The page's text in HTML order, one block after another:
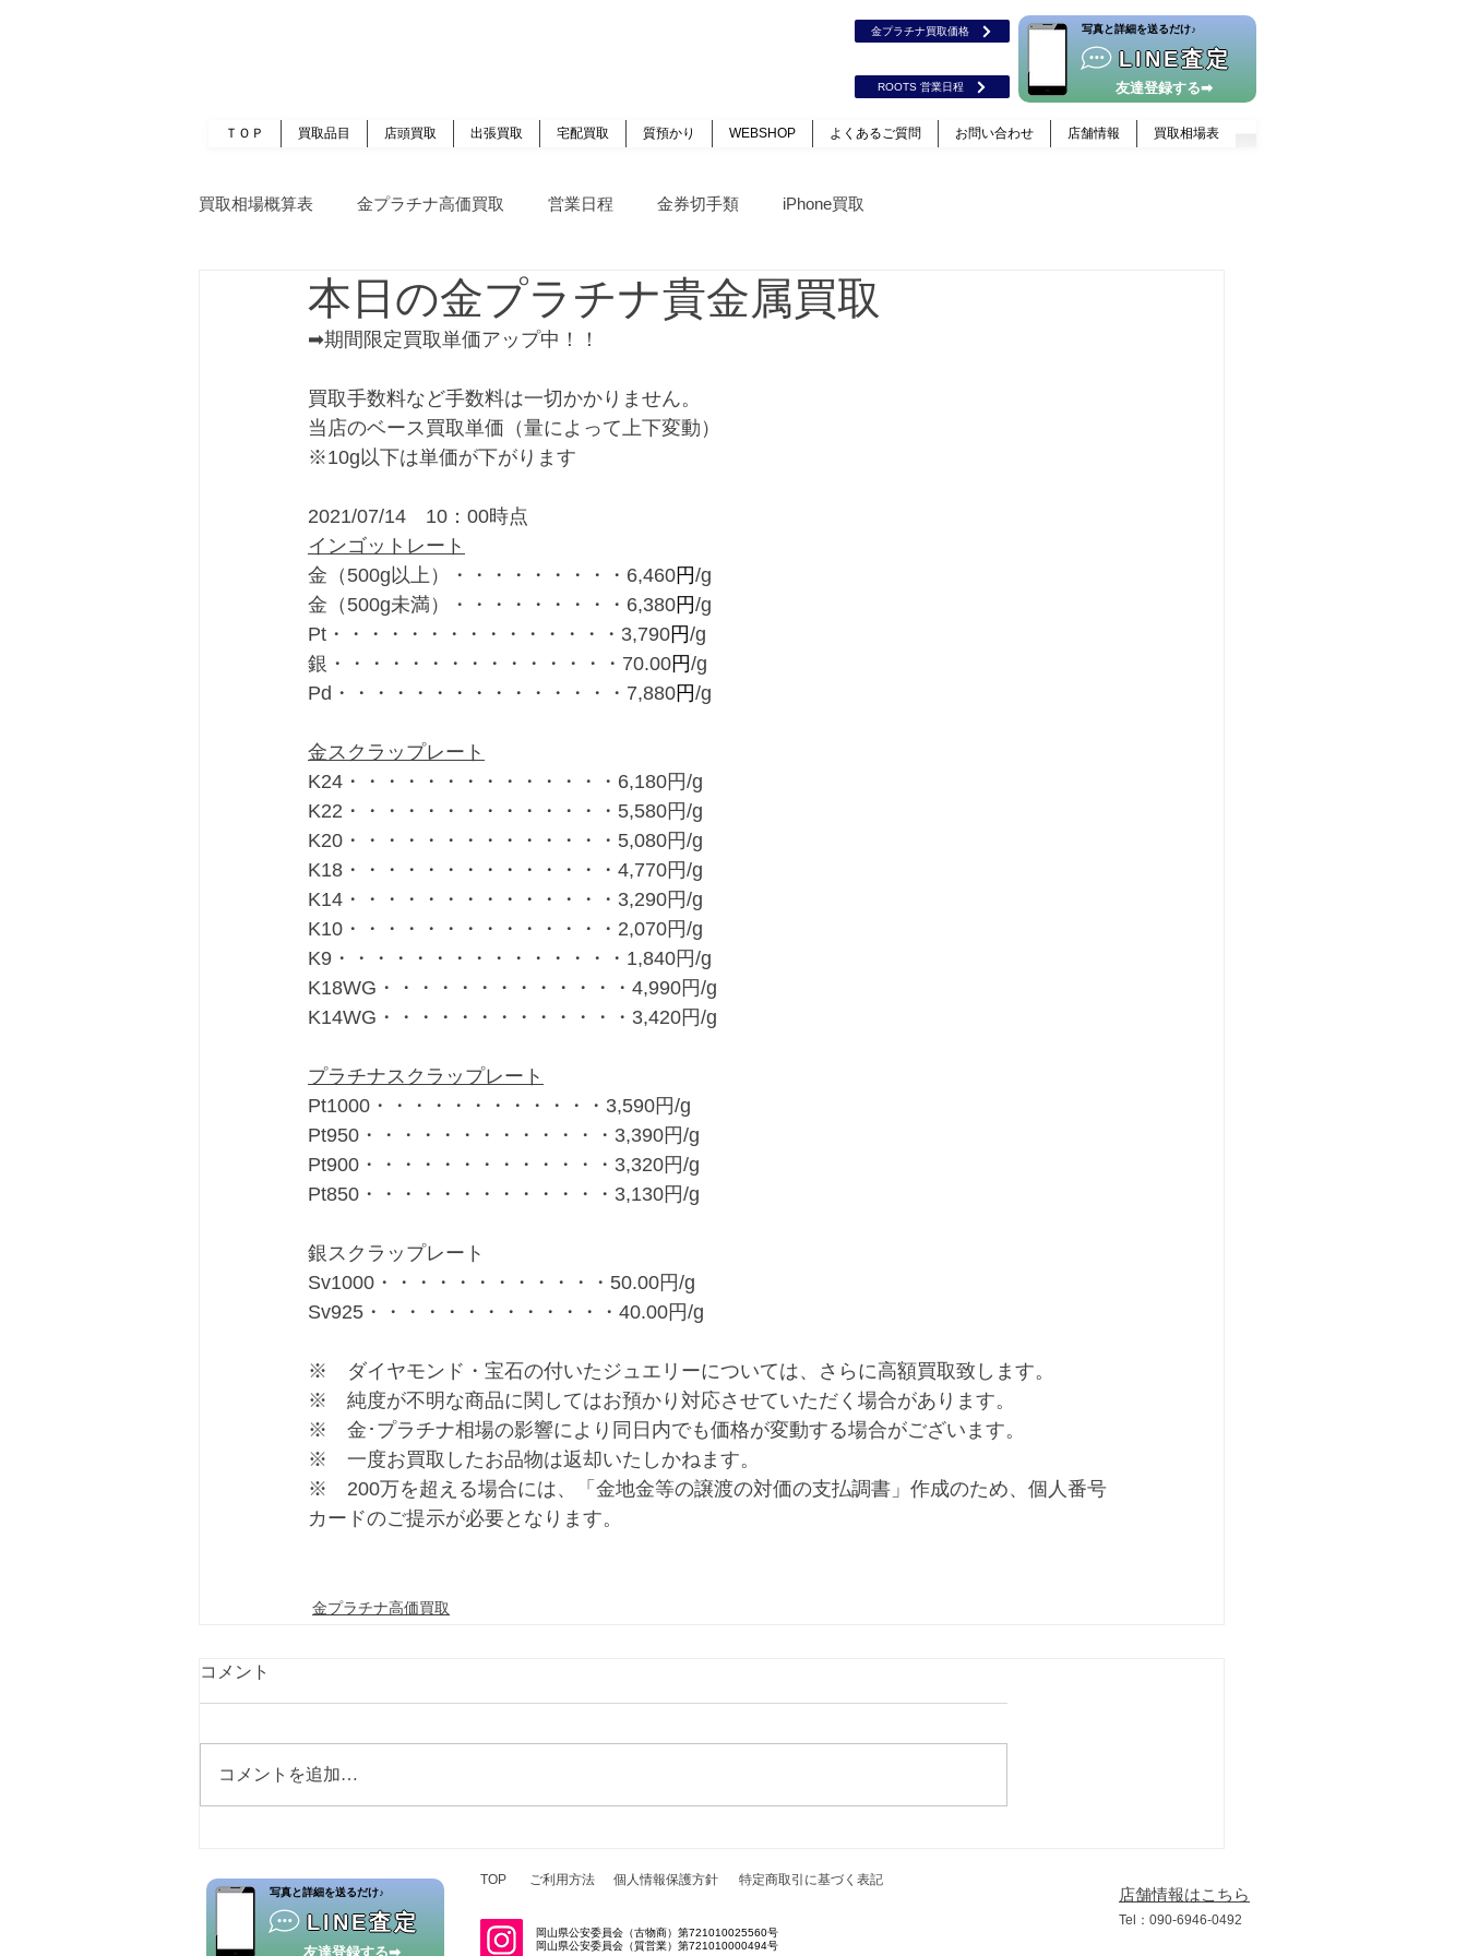
金プラチナ買取価格
ROOTS 営業日程
LINE査定
​写真と詳細を送るだけ♪
友達登録する➡
ＴＯＰ 買取品目 店頭買取 出張買取 宅配買取 質預かり WEBSHOP よくあるご質問 お問い合わせ 店舗情報 買取相場表
買取相場概算表 金プラチナ高価買取 営業日程 金券切手類 iPhone買取
本日の金プラチナ貴金属買取
➡期間限定買取単価アップ中！！
買取手数料など手数料は一切かかりません。
当店のベース買取単価（量によって上下変動）
※10g以下は単価が下がります
2021/07/14　10：00時点
インゴットレート
金（500g以上）・・・・・・・・・6,460円/g
金（500g未満）・・・・・・・・・6,380円/g
Pt・・・・・・・・・・・・・・・3,790円/g
銀・・・・・・・・・・・・・・・70.00円/g
Pd・・・・・・・・・・・・・・・7,880円/g
金スクラップレート
K24・・・・・・・・・・・・・・6,180円/g
K22・・・・・・・・・・・・・・5,580円/g
K20・・・・・・・・・・・・・・5,080円/g
K18・・・・・・・・・・・・・・4,770円/g
K14・・・・・・・・・・・・・・3,290円/g
K10・・・・・・・・・・・・・・2,070円/g
K9・・・・・・・・・・・・・・・1,840円/g
K18WG・・・・・・・・・・・・・4,990円/g
K14WG・・・・・・・・・・・・・3,420円/g
プラチナスクラップレート
Pt1000・・・・・・・・・・・・3,590円/g
Pt950・・・・・・・・・・・・・3,390円/g
Pt900・・・・・・・・・・・・・3,320円/g
Pt850・・・・・・・・・・・・・3,130円/g
銀スクラップレート
Sv1000・・・・・・・・・・・・50.00円/g
Sv925・・・・・・・・・・・・・40.00円/g
※　ダイヤモンド・宝石の付いたジュエリーについては、さらに高額買取致します。
※　純度が不明な商品に関してはお預かり対応させていただく場合があります。
※　金･プラチナ相場の影響により同日内でも価格が変動する場合がございます。
※　一度お買取したお品物は返却いたしかねます。
※　200万を超える場合には、「金地金等の譲渡の対価の支払調書」作成のため、個人番号
カードのご提示が必要となります。
金プラチナ高価買取
コメント
コメントを追加…
LINE査定
​写真と詳細を送るだけ♪
友達登録する➡
TOP ご利用方法 個人情報保護方針 特定商取引に基づく表記
岡山県公安委員会（古物商）第721010025560号
岡山県公安委員会（質営業）第721010000494号
店舗情報はこちら
​Tel：090-6946-0492